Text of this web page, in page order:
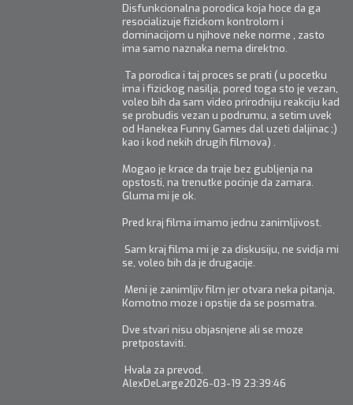
Disfunkcionalna porodica koja hoce da ga
resocializuje fizickom kontrolom i
dominacijom u njihove neke norme , zasto
ima samo naznaka nema direktno.
Ta porodica i taj proces se prati ( u pocetku
ima i fizickog nasilja, pored toga sto je vezan,
voleo bih da sam video prirodniju reakciju kad
se probudis vezan u podrumu, a setim uvek
od Hanekea Funny Games dal uzeti daljinac ;)
kao i kod nekih drugih filmova) .
Mogao je krace da traje bez gubljenja na
opstosti, na trenutke pocinje da zamara.
Gluma mi je ok.
Pred kraj filma imamo jednu zanimljivost.
Sam kraj filma mi je za diskusiju, ne svidja mi
se, voleo bih da je drugacije.
Meni je zanimljiv film jer otvara neka pitanja,
Komotno moze i opstije da se posmatra.
Dve stvari nisu objasnjene ali se moze
pretpostaviti.
Hvala za prevod.
AlexDeLarge2026-03-19 23:39:46